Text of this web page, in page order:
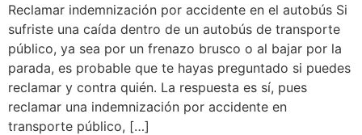
Reclamar indemnización por accidente en el autobús Si
sufriste una caída dentro de un autobús de transporte
público, ya sea por un frenazo brusco o al bajar por la
parada, es probable que te hayas preguntado si puedes
reclamar y contra quién. La respuesta es sí, pues
reclamar una indemnización por accidente en
transporte público, […]